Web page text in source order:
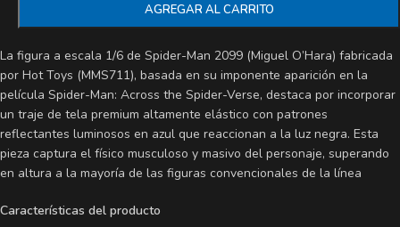
AGREGAR AL CARRITO
La figura a escala 1/6 de Spider-Man 2099 (Miguel O’Hara) fabricada
por Hot Toys (MMS711), basada en su imponente aparición en la
película Spider-Man: Across the Spider-Verse, destaca por incorporar
un traje de tela premium altamente elástico con patrones
reflectantes luminosos en azul que reaccionan a la luz negra. Esta
pieza captura el físico musculoso y masivo del personaje, superando
en altura a la mayoría de las figuras convencionales de la línea
Características del producto